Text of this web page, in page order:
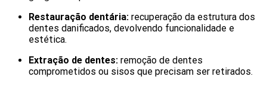
Restauração dentária: recuperação da estrutura dos
dentes danificados, devolvendo funcionalidade e
estética.
Extração de dentes: remoção de dentes
comprometidos ou sisos que precisam ser retirados.